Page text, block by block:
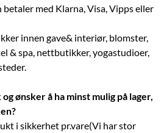
med Klarna, Visa, Vipps eller
innen gave& interiør, blomster,
& spa, nettbutikker, yogastudioer,
ønsker å ha minst mulig på lager,
i sikkerhet pr.vare(Vi har stor